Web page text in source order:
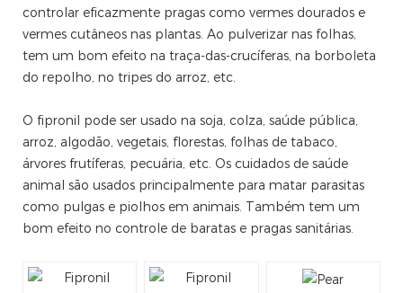
controlar eficazmente pragas como vermes dourados e
vermes cutâneos nas plantas. Ao pulverizar nas folhas,
tem um bom efeito na traça-das-crucíferas, na borboleta
do repolho, no tripes do arroz, etc.
O fipronil pode ser usado na soja, colza, saúde pública,
arroz, algodão, vegetais, florestas, folhas de tabaco,
árvores frutíferas, pecuária, etc. Os cuidados de saúde
animal são usados ​​​​principalmente para matar parasitas
como pulgas e piolhos em animais. Também tem um
bom efeito no controle de baratas e pragas sanitárias.